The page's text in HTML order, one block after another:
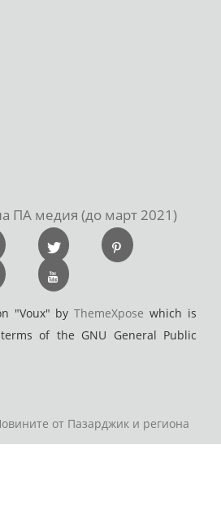
ПА медия (до март 2021)
"Voux" byThemeXpose which is
of the GNU General Public
от Пазарджик и региона